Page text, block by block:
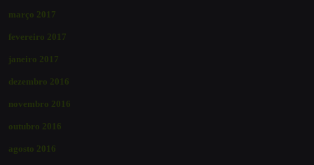
março 2017
fevereiro 2017
janeiro 2017
dezembro 2016
novembro 2016
outubro 2016
agosto 2016